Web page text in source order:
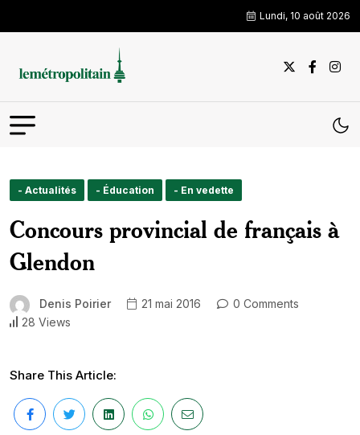
Lundi, 10 août 2026
- Actualités - Éducation - En vedette
Concours provincial de français à
Glendon
Denis Poirier 21 mai 2016
0 Comments
28 Views
Share This Article: